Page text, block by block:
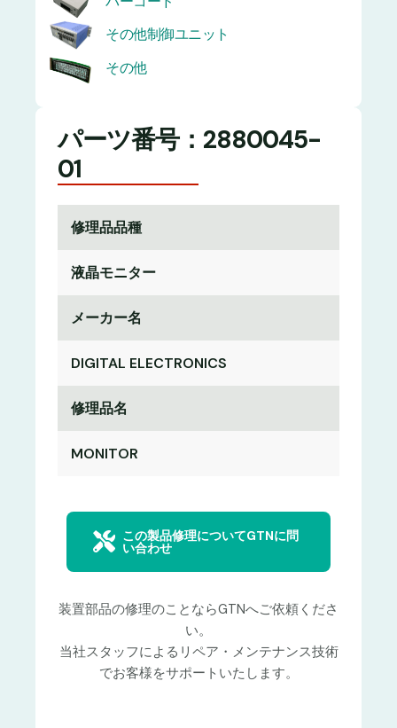
その他制御ユニット
その他
パーツ番号：2880045-
01
修理品品種
液晶モニター
メーカー名
DIGITAL ELECTRONICS
修理品名
MONITOR
この製品修理についてGTNに問
い合わせ
装置部品の修理のことならGTNへご依頼くださ
い。
当社スタッフによるリペア・メンテナンス技術
でお客様をサポートいたします。